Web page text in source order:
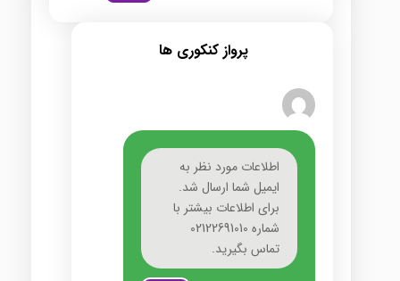
پرواز کنکوری ها
اطلاعات مورد نظر به
ایمیل شما ارسال شد.
برای اطلاعات بیشتر با
شماره 02122691010
تماس بگیرید.